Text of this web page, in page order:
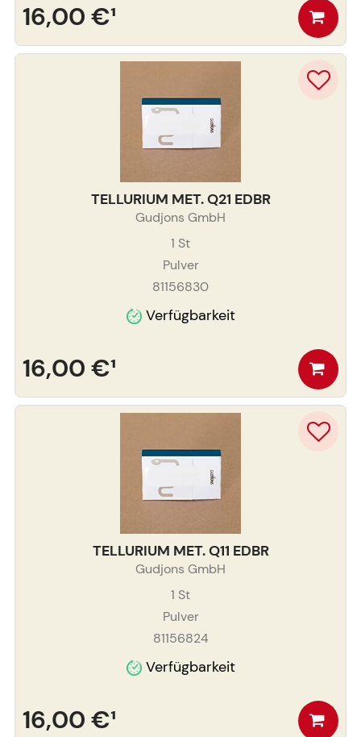
16,00 €¹
TELLURIUM MET. Q21 EDBR
Gudjons GmbH
1 St
Pulver
81156830
Verfügbarkeit
16,00 €¹
TELLURIUM MET. Q11 EDBR
Gudjons GmbH
1 St
Pulver
81156824
Verfügbarkeit
16,00 €¹